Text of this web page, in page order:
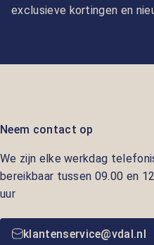
exclusieve kortingen en
Neem contact op
We zijn elke werkdag
bereikbaar tussen 09.00 en
uur
klantenservice@vdal.nl